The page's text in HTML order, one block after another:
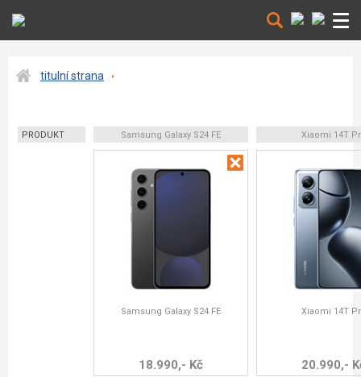
titulní strana
PRODUKT Samsung Galaxy S24 FE Xiaomi 14T
Samsung Galaxy S24 FE
18.990,- Kč
Xiaomi 14T
20.990,-